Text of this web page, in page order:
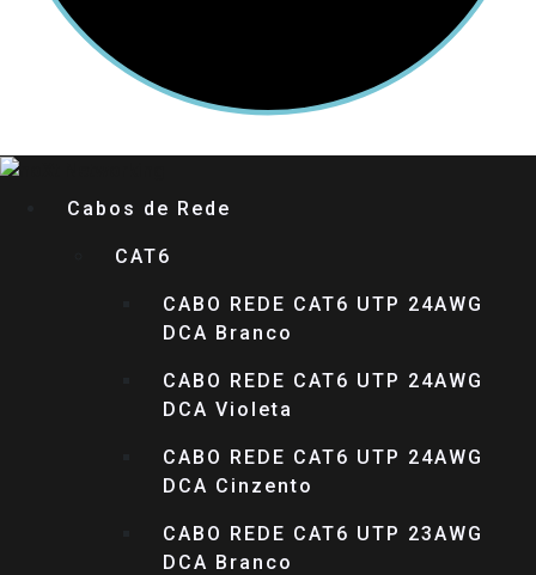
Cabos de Rede
CAT6
CABO REDE CAT6 UTP 24AWG
DCA Branco
CABO REDE CAT6 UTP 24AWG
DCA Violeta
CABO REDE CAT6 UTP 24AWG
DCA Cinzento
CABO REDE CAT6 UTP 23AWG
DCA Branco